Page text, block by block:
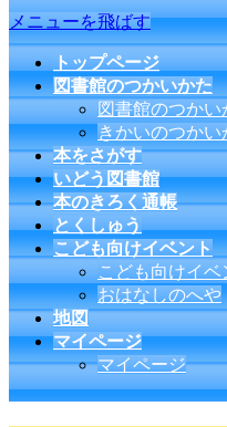
メニューを飛ばす
トップページ
図書館のつかいかた
図書館のつかい
きかいのつかい
本をさがす
いどう図書館
本のきろく通帳
とくしゅう
こども向けイベント
こども向けイベ
おはなしのへや
地図
マイページ
マイページ